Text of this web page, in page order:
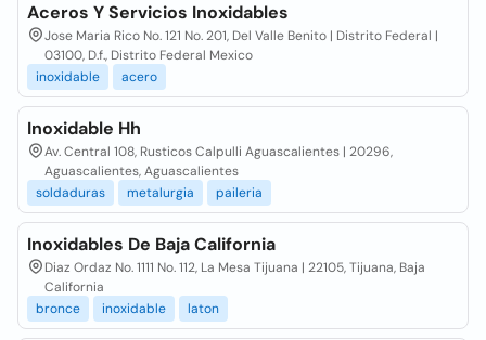
Aceros Y Servicios Inoxidables
Jose Maria Rico No. 121 No. 201, Del Valle Benito | Distrito Federal |
03100, D.f., Distrito Federal Mexico
inoxidable
acero
Inoxidable Hh
Av. Central 108, Rusticos Calpulli Aguascalientes | 20296,
Aguascalientes, Aguascalientes
soldaduras
metalurgia paileria
Inoxidables De Baja California
Diaz Ordaz No. 1111 No. 112, La Mesa Tijuana | 22105, Tijuana, Baja
California
bronce
inoxidable laton